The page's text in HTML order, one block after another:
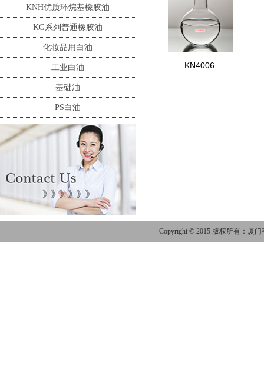
KNH优质环烷基橡胶油
KG系列普通橡胶油
化妆品用白油
工业白油
基础油
PS白油
KN4006
Copyright © 2015 版权所有：厦